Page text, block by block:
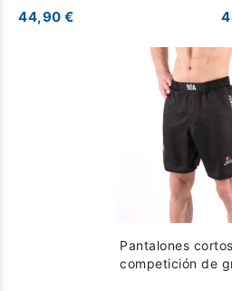
44,90 €
Pantalones cortos
competición de